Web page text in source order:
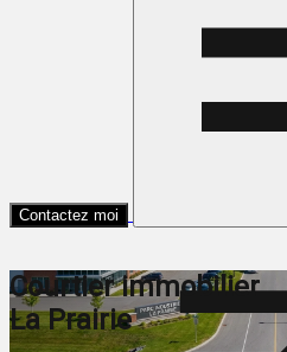
Contactez moi
Courtier immobilier
La Prairie